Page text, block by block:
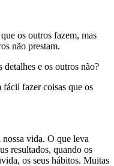
os outros fazem, mas
não prestam.
detalhes e os outros não?
fazer coisas que os
nossa vida. O que leva
resultados, quando os
os seus hábitos. Muitas